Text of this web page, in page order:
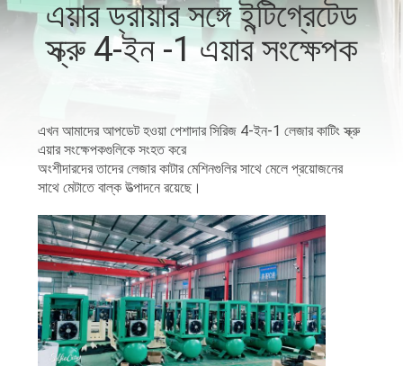
গুণমান
আমাদের
সাথে
যোগাযোগ
সাইট
ম্যাপ
এয়ার ড্রায়ার সঙ্গে ইন্টিগ্রেটেড
স্ক্রু 4-ইন -1 এয়ার সংক্ষেপক
এখন আমাদের আপডেট হওয়া পেশাদার সিরিজ 4-ইন-1 লেজার কাটিং স্ক্রু
এয়ার সংক্ষেপকগুলিকে সংহত করে
অংশীদারদের তাদের লেজার কাটার মেশিনগুলির সাথে মেলে প্রয়োজনের
সাথে মেটাতে বাল্ক উত্পাদনে রয়েছে।